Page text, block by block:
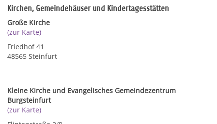
Kirchen, Gemeindehäuser und Kindertagesstätten
Große Kirche
(zur Karte)
Friedhof 41
48565 Steinfurt
Kleine Kirche und Evangelisches Gemeindezentrum
Burgsteinfurt
(zur Karte)